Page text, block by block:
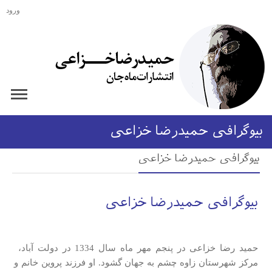
ورود
بیوگرافی حمیدرضا خزاعی
بیوگرافی حمیدرضا خزاعی
بیوگرافی حمیدرضا خزاعی
حمید رضا خزاعی در پنجم مهر ماه سال 1334 در دولت آباد،
مرکز شهرستان زاوه چشم به جهان گشود. او فرزند پروین خانم و